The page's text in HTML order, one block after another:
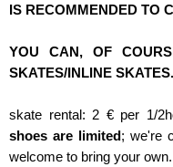
IS RECOMMENDED TO
YOU CAN, OF
SKATES/INLINE SKATES.
skate rental: 2 € per 1/
shoes are limited; we're
welcome to bring your